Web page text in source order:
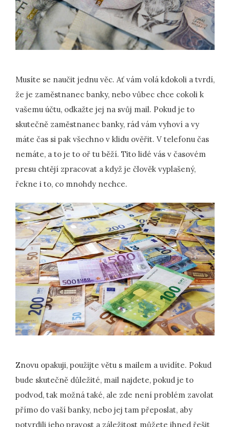
Musíte se naučit jednu věc. Ať vám volá kdokoli a tvrdí,
že je zaměstnanec banky, nebo vůbec chce cokoli k
vašemu účtu, odkažte jej na svůj mail. Pokud je to
skutečně zaměstnanec banky, rád vám vyhoví a vy
máte čas si pak všechno v klidu ověřit. V telefonu čas
nemáte, a to je to oř tu běží. Tito lidé vás v časovém
presu chtějí zpracovat a když je člověk vyplašený,
řekne i to, co mnohdy nechce.
Znovu opakuji, použijte větu s mailem a uvidíte. Pokud
bude skutečně důležité, mail najdete, pokud je to
podvod, tak možná také, ale zde není problém zavolat
přímo do vaší banky, nebo jej tam přeposlat, aby
potvrdili jeho pravost a záležitost můžete ihned řešit